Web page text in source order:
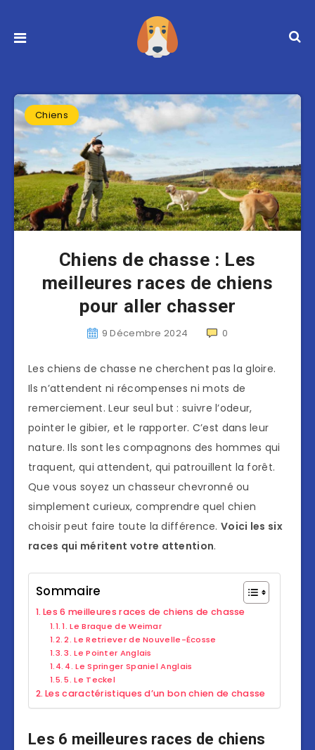
Chiens
Chiens de chasse : Les
meilleures races de chiens
pour aller chasser
9 Décembre 2024 0
Les chiens de chasse ne cherchent pas la gloire.
Ils n’attendent ni récompenses ni mots de
remerciement. Leur seul but : suivre l’odeur,
pointer le gibier, et le rapporter. C’est dans leur
nature. Ils sont les compagnons des hommes qui
traquent, qui attendent, qui patrouillent la forêt.
Que vous soyez un chasseur chevronné ou
simplement curieux, comprendre quel chien
choisir peut faire toute la différence.Voici les six
races qui méritent votre attention.
Sommaire
Les 6 meilleures races de chiens de chasse
1. Le Braque de Weimar
2. Le Retriever de Nouvelle-Écosse
3. Le Pointer Anglais
4. Le Springer Spaniel Anglais
5. Le Teckel
Les caractéristiques d’un bon chien de chasse
Les 6 meilleures races de chiens